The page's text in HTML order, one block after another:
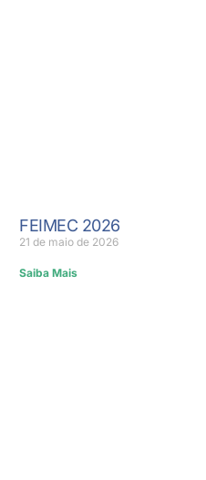
FEIMEC 2026
21 de maio de 2026
Saiba Mais